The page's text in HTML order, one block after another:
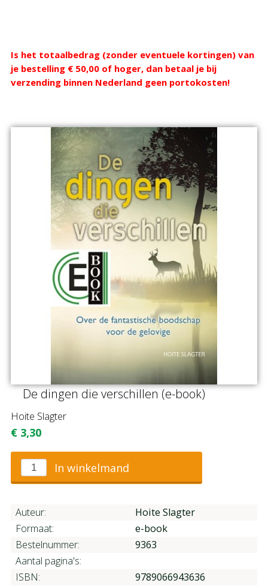
Webshop
Is het totaalbedrag (zonder eventuele kortingen) van
je bestelling € 50,00 of hoger, dan betaal je bij
verzending binnen Nederland geen portokosten!
De dingen die verschillen (e-book)
Hoite Slagter
€ 3,30
In winkelmand
Auteur:
Hoite Slagter
Formaat:
e-book
Bestelnummer:
9363
Aantal pagina's:
ISBN:
9789066943636